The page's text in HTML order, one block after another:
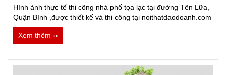
Hình ảnh thực tế thi công nhà phố tọa lạc tại đường Tên Lữa,
Quận Bình ,được thiết kế và thi công tại noithatdaodoanh.com
Xem thêm ››